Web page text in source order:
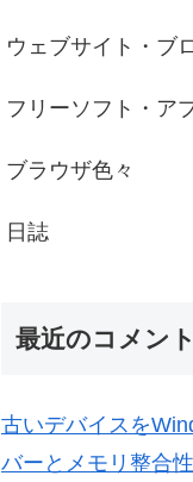
ウェブサイト・ブ
フリーソフト・ア
ブラウザ色々
日誌
最近のコメント
古いデバイスを
バーとメモリ整合